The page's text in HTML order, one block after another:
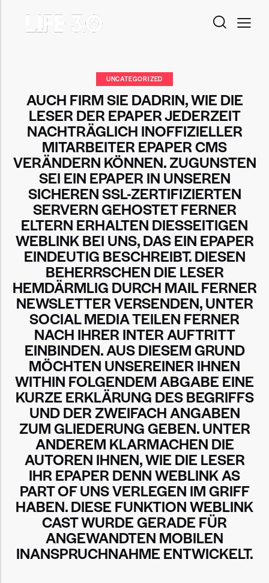
UNCATEGORIZED
AUCH FIRM SIE DADRIN, WIE DIE
LESER DER EPAPER JEDERZEIT
NACHTRÄGLICH INOFFIZIELLER
MITARBEITER EPAPER CMS
VERÄNDERN KÖNNEN. ZUGUNSTEN
SEI EIN EPAPER IN UNSEREN
SICHEREN SSL-ZERTIFIZIERTEN
SERVERN GEHOSTET FERNER
ELTERN ERHALTEN DIESSEITIGEN
WEBLINK BEI UNS, DAS EIN EPAPER
EINDEUTIG BESCHREIBT. DIESEN
BEHERRSCHEN DIE LESER
HEMDÄRMLIG DURCH MAIL FERNER
NEWSLETTER VERSENDEN, UNTER
SOCIAL MEDIA TEILEN FERNER
NACH IHRER INTER AUFTRITT
EINBINDEN. AUS DIESEM GRUND
MÖCHTEN UNSEREINER IHNEN
WITHIN FOLGENDEM ABGABE EINE
KURZE ERKLÄRUNG DES BEGRIFFS
UND DER ZWEIFACH ANGABEN
ZUM GLIEDERUNG GEBEN. UNTER
ANDEREM KLARMACHEN DIE
AUTOREN IHNEN, WIE DIE LESER
IHR EPAPER DENN WEBLINK AS
PART OF UNS VERLEGEN IM GRIFF
HABEN. DIESE FUNKTION WEBLINK
CAST WURDE GERADE FÜR
ANGEWANDTEN MOBILEN
INANSPRUCHNAHME ENTWICKELT.